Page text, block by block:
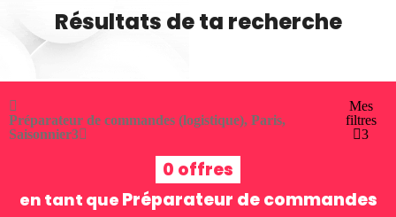
Résultats de ta recherche
Préparateur de commandes (logistique), Paris,
Saisonnier3
Mes
filtres
3
0 offres
en tant que Préparateur de commandes